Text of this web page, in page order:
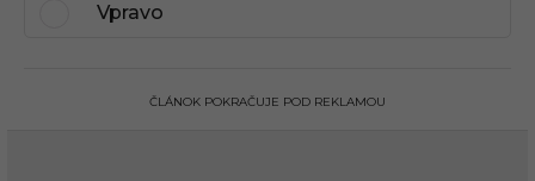
Vpravo
ČLÁNOK POKRAČUJE POD REKLAMOU